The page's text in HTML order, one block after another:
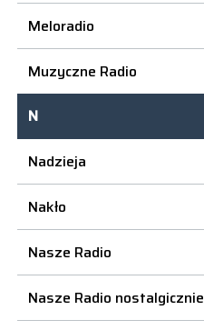
Meloradio
Muzyczne Radio
N
Nadzieja
Nakło
Nasze Radio
Nasze Radio nostalgicznie